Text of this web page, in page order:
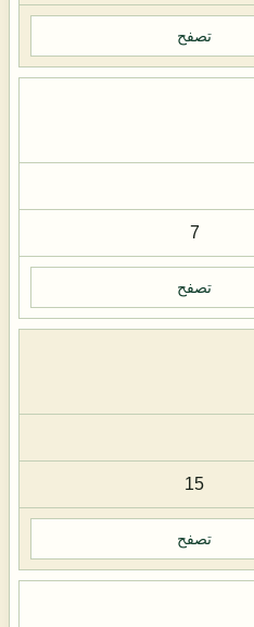
تصفح
7
تصفح
15
تصفح